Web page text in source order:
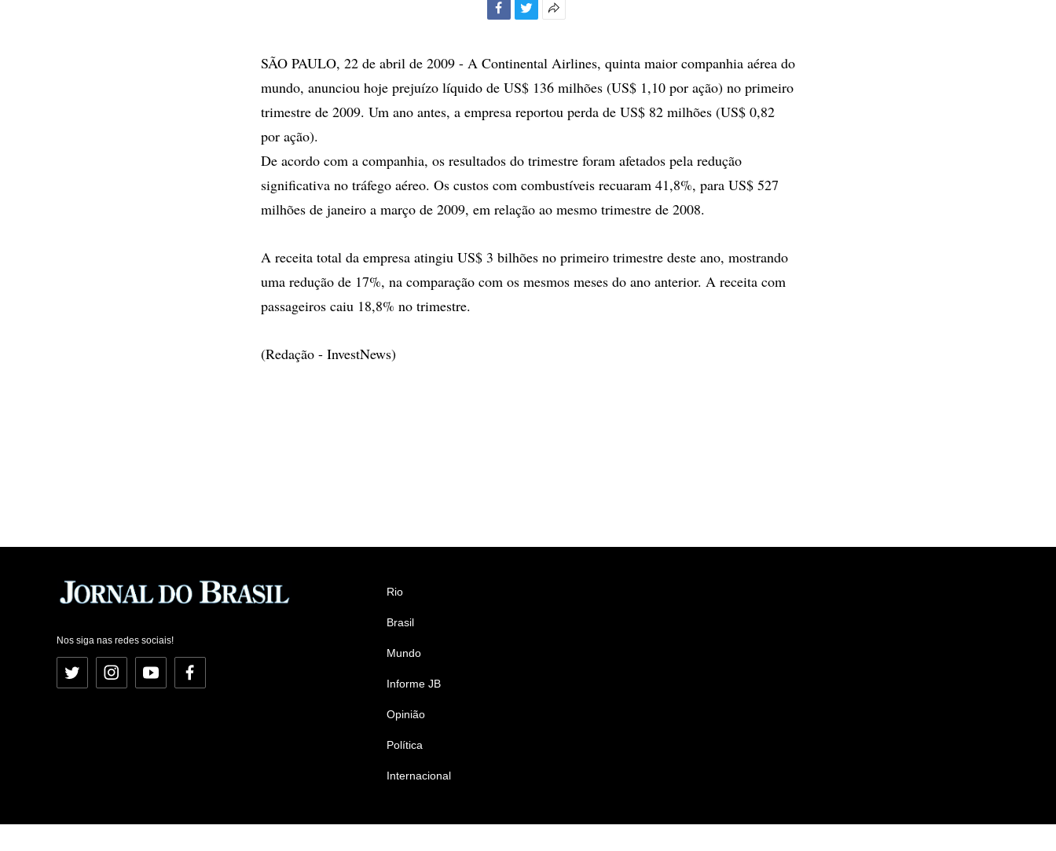
compartilhamento
SÃO PAULO, 22 de abril de 2009 - A Continental Airlines, quinta maior companhia aérea do
mundo, anunciou hoje prejuízo líquido de US$ 136 milhões (US$ 1,10 por ação) no primeiro
trimestre de 2009. Um ano antes, a empresa reportou perda de US$ 82 milhões (US$ 0,82
por ação).
De acordo com a companhia, os resultados do trimestre foram afetados pela redução
significativa no tráfego aéreo. Os custos com combustíveis recuaram 41,8%, para US$ 527
milhões de janeiro a março de 2009, em relação ao mesmo trimestre de 2008.
A receita total da empresa atingiu US$ 3 bilhões no primeiro trimestre deste ano, mostrando
uma redução de 17%, na comparação com os mesmos meses do ano anterior. A receita com
passageiros caiu 18,8% no trimestre.
(Redação - InvestNews)
Nos siga nas redes sociais!
Twitter InstagramYouTubeFacebook
Rio
Brasil
Mundo
Informe JB
Opinião
Política
Internacional